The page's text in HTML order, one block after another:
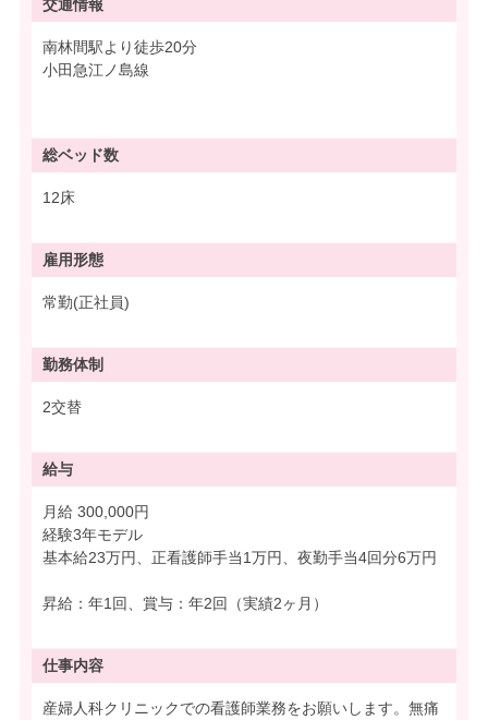
交通情報
南林間駅より徒歩20分
小田急江ノ島線
総ベッド数
12床
雇用形態
常勤(正社員)
勤務体制
2交替
給与
月給 300,000円
経験3年モデル
基本給23万円、正看護師手当1万円、夜勤手当4回分6万円
昇給：年1回、賞与：年2回（実績2ヶ月）
仕事内容
産婦人科クリニックでの看護師業務をお願いします。無痛